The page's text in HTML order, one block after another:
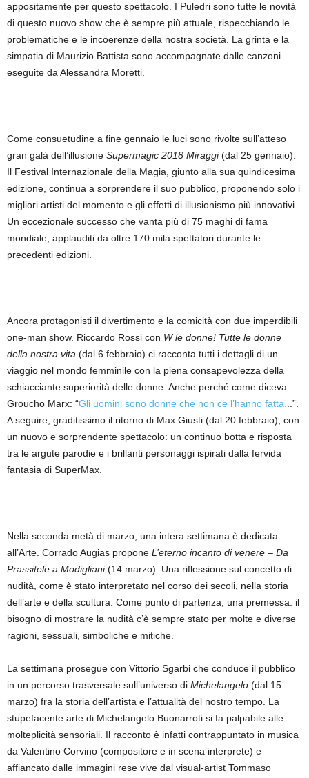
appositamente per questo spettacolo. I Puledri sono tutte le novità
di questo nuovo show che è sempre più attuale, rispecchiando le
problematiche e le incoerenze della nostra società. La grinta e la
simpatia di Maurizio Battista sono accompagnate dalle canzoni
eseguite da Alessandra Moretti.
Come consuetudine a fine gennaio le luci sono rivolte sull’atteso
gran galà dell’illusione Supermagic 2018 Miraggi(dal 25 gennaio).
Il Festival Internazionale della Magia, giunto alla sua quindicesima
edizione, continua a sorprendere il suo pubblico, proponendo solo i
migliori artisti del momento e gli effetti di illusionismo più innovativi.
Un eccezionale successo che vanta più di 75 maghi di fama
mondiale, applauditi da oltre 170 mila spettatori durante le
precedenti edizioni.
Ancora protagonisti il divertimento e la comicità con due imperdibili
one-man show. Riccardo Rossi con W le donne! Tutte le donne
della nostra vita (dal 6 febbraio) ci racconta tutti i dettagli di un
viaggio nel mondo femminile con la piena consapevolezza della
schiacciante superiorità delle donne. Anche perché come diceva
Groucho Marx: “Gli uomini sono donne che non ce l’hanno fatta.
..”.
A seguire, graditissimo il ritorno di Max Giusti (dal 20 febbraio), con
un nuovo e sorprendente spettacolo: un continuo botta e risposta
tra le argute parodie e i brillanti personaggi ispirati dalla fervida
fantasia di SuperMax.
Nella seconda metà di marzo, una intera settimana è dedicata
all’Arte. Corrado Augias propone L’eterno incanto di venere – Da
Prassitele a Modigliani(14 marzo). Una riflessione sul concetto di
nudità, come è stato interpretato nel corso dei secoli, nella storia
dell’arte e della scultura. Come punto di partenza, una premessa: il
bisogno di mostrare la nudità c’è sempre stato per molte e diverse
ragioni, sessuali, simboliche e mitiche.
La settimana prosegue con Vittorio Sgarbi che conduce il pubblico
in un percorso trasversale sull’universo di Michelangelo (dal 15
marzo) fra la storia dell’artista e l’attualità del nostro tempo. La
stupefacente arte di Michelangelo Buonarroti si fa palpabile alle
molteplicità sensoriali. Il racconto è infatti contrappuntato in musica
da Valentino Corvino (compositore e in scena interprete) e
affiancato dalle immagini rese vive dal visual-artist Tommaso